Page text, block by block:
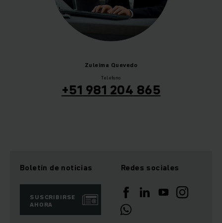
Zuleima Quevedo
Teléfono
+51 981 204 865
Boletín de noticias
SUSCRIBIRSE
AHORA
Redes sociales